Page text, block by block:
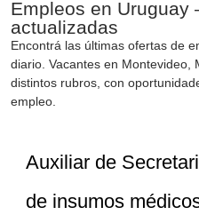
Empleos en Uruguay
actualizadas
Encontrá las últimas ofertas de
diario. Vacantes en Montevideo,
distintos rubros, con
empleo.
Auxiliar de
de insumos